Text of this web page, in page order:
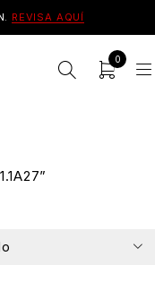
REVISA AQUÍ
0